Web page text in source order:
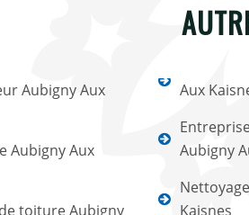
Aubigny Aux
Aubigny Aux
toiture Aubigny
Aux
Aubigny
Kaisnes